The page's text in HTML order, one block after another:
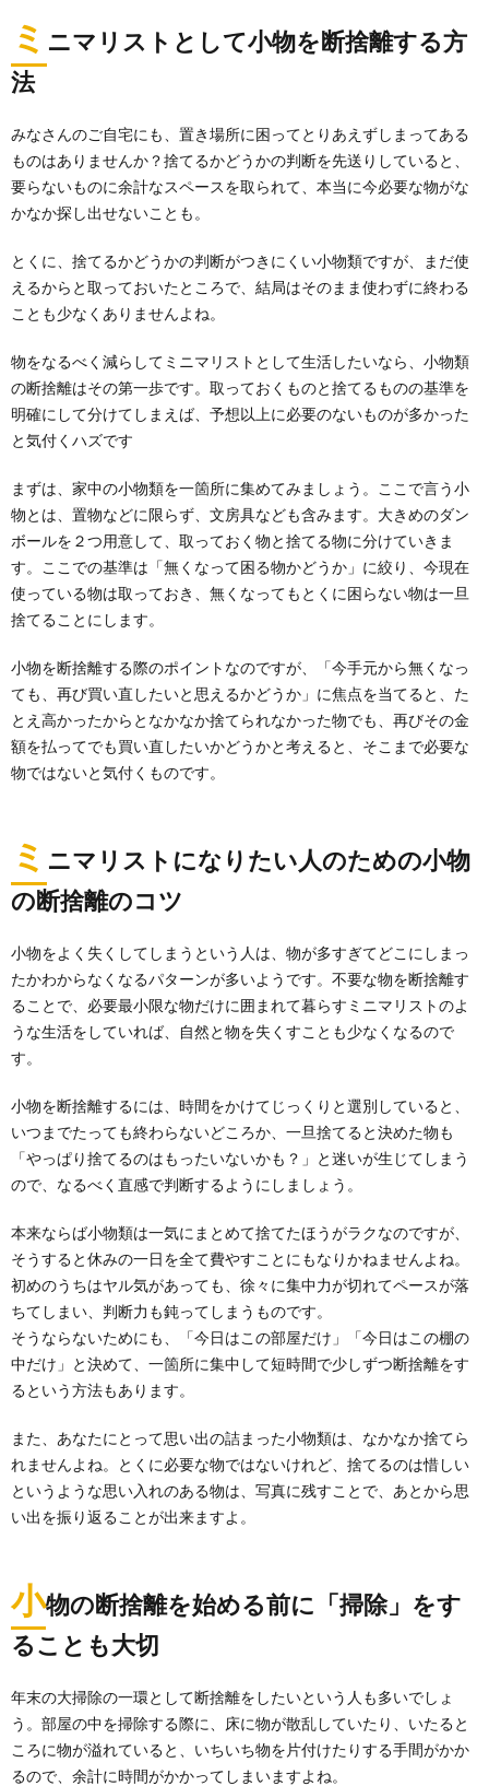
ませんか？ 片付けをしようと思いながらもなかな...
物をすぐ捨てる人の性格とは？断捨離に集
物をすぐ捨てる人はどのような性格をしているのか、
気になったことありませんか？ なかなか物を捨てられ...
ナゼ？原因を突き止める
掃除や片付けをしたら気分スッキリ！のはずなのに…。
掃除をしても全然すっきりしないのはどう...
片付けのコツ。それは捨てる方法ではな
く、自分と向き合うこと
片付けるコツのセオリーはたくさんあります。 『捨て
る コツ』などと検索すると、たくさんの捨てる方法...
汚家の掃除をするときにはどんな準備が必要なのでし
ょうか？そして、掃除を始めるならどこから？ ...
運気が上がる！片付けや物を捨てる断捨離
こと...
ゴミを捨てる夢の意味とは？ゴミと夢占い
夢占いが話題になっていますが、自分が見た夢がどん
な意味を持っているのか気になる人も多いのではない
でし...
整理と整頓の違いについて。モノも思考も
整理と整頓の違いについて知っていますか？ 生活環境
の整理整頓ができていれば、思考回路の整理整頓...
捨てられない人の性格はこんな性格。捨て
部屋が色々な物で溢れていませんか。 片付けが出来な
い人や物を捨てられない人はいますが、どんな性...
もっと物を減らしたいと何でも捨てるので
はなくゴールを決めよう
もっと物を減らしたい、家中の物を断捨離したい！ 片
付けているうちに、どんどん物を捨ててしまう人が増...
ミ ニマリストとして小物を断捨離する方
法
みなさんのご自宅にも、置き場所に困ってとりあえずしまってある
ものはありませんか？捨てるかどうかの判断を先送りしていると、
要らないものに余計なスペースを取られて、本当に今必要な物がな
かなか探し出せないことも。
とくに、捨てるかどうかの判断がつきにくい小物類ですが、まだ使
えるからと取っておいたところで、結局はそのまま使わずに終わる
ことも少なくありませんよね。
物をなるべく減らしてミニマリストとして生活したいなら、小物類
の断捨離はその第一歩です。取っておくものと捨てるものの基準を
明確にして分けてしまえば、予想以上に必要のないものが多かった
と気付くハズです
まずは、家中の小物類を一箇所に集めてみましょう。ここで言う小
物とは、置物などに限らず、文房具なども含みます。大きめのダン
ボールを２つ用意して、取っておく物と捨てる物に分けていきま
す。ここでの基準は「無くなって困る物かどうか」に絞り、今現在
使っている物は取っておき、無くなってもとくに困らない物は一旦
捨てることにします。
小物を断捨離する際のポイントなのですが、「今手元から無くなっ
ても、再び買い直したいと思えるかどうか」に焦点を当てると、た
とえ高かったからとなかなか捨てられなかった物でも、再びその金
額を払ってでも買い直したいかどうかと考えると、そこまで必要な
物ではないと気付くものです。
ミ ニマリストになりたい人のための小物
の断捨離のコツ
小物をよく失くしてしまうという人は、物が多すぎてどこにしまっ
たかわからなくなるパターンが多いようです。不要な物を断捨離す
ることで、必要最小限な物だけに囲まれて暮らすミニマリストのよ
うな生活をしていれば、自然と物を失くすことも少なくなるので
す。
小物を断捨離するには、時間をかけてじっくりと選別していると、
いつまでたっても終わらないどころか、一旦捨てると決めた物も
「やっぱり捨てるのはもったいないかも？」と迷いが生じてしまう
ので、なるべく直感で判断するようにしましょう。
本来ならば小物類は一気にまとめて捨てたほうがラクなのですが、
そうすると休みの一日を全て費やすことにもなりかねませんよね。
初めのうちはヤル気があっても、徐々に集中力が切れてペースが落
ちてしまい、判断力も鈍ってしまうものです。
そうならないためにも、「今日はこの部屋だけ」「今日はこの棚の
中だけ」と決めて、一箇所に集中して短時間で少しずつ断捨離をす
るという方法もあります。
また、あなたにとって思い出の詰まった小物類は、なかなか捨てら
れませんよね。とくに必要な物ではないけれど、捨てるのは惜しい
というような思い入れのある物は、写真に残すことで、あとから思
い出を振り返ることが出来ますよ。
小物の断捨離を始める前に「掃除」をす
ることも大切
年末の大掃除の一環として断捨離をしたいという人も多いでしょ
う。部屋の中を掃除する際に、床に物が散乱していたり、いたると
ころに物が溢れていると、いちいち物を片付けたりする手間がかか
るので、余計に時間がかかってしまいますよね。